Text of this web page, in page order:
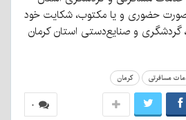
صورت حضوری و یا مکتوب، شکایت خود
گردشگری و صنایع‌دستی استان کرمان
مسافرتی کرمان
۰